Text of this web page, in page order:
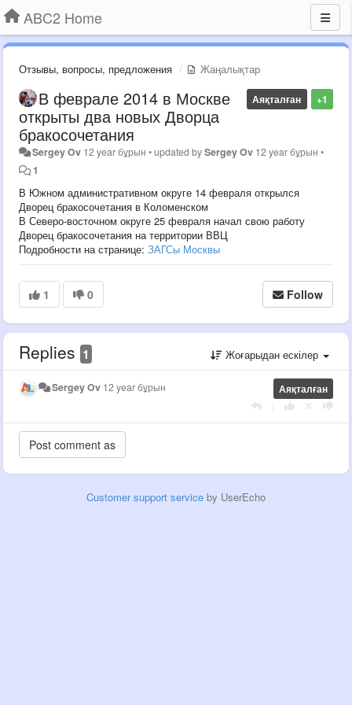
ABC2 Home
Отзывы, вопросы, предложения Жаңалықтар
+1
Аяқталған
В феврале 2014 в Москве
открыты два новых Дворца
бракосочетания
Sergey Ov 12 year бұрын •updated bySergey Ov 12 year бұрын •
1
В Южном административном округе 14 февраля открылся
Дворец бракосочетания в Коломенском
В Северо-восточном округе 25 февраля начал свою работу
Дворец бракосочетания на территории ВВЦ
Подробности на странице: ЗАГСы Москвы
1 0 Follow
Replies 1 Жоғарыдан ескілер
Аяқталған
Sergey Ov 12 year бұрын
Customer support service by UserEcho